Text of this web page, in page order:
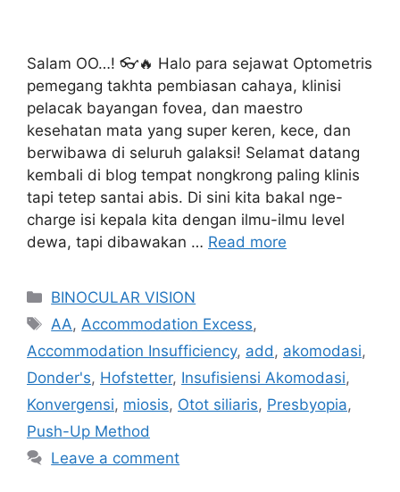
Salam OO…! 👓🔥 Halo para sejawat Optometris
pemegang takhta pembiasan cahaya, klinisi
pelacak bayangan fovea, dan maestro
kesehatan mata yang super keren, kece, dan
berwibawa di seluruh galaksi! Selamat datang
kembali di blog tempat nongkrong paling klinis
tapi tetep santai abis. Di sini kita bakal nge-
charge isi kepala kita dengan ilmu-ilmu level
dewa, tapi dibawakan … Read more
Categories
BINOCULAR VISION
Tags
AA, Accommodation Excess,
Accommodation Insufficiency, add , akomodasi,
Donder's, Hofstetter, Insufisiensi Akomodasi,
Konvergensi, miosis, Otot siliaris, Presbyopia,
Push-Up Method
Leave a comment